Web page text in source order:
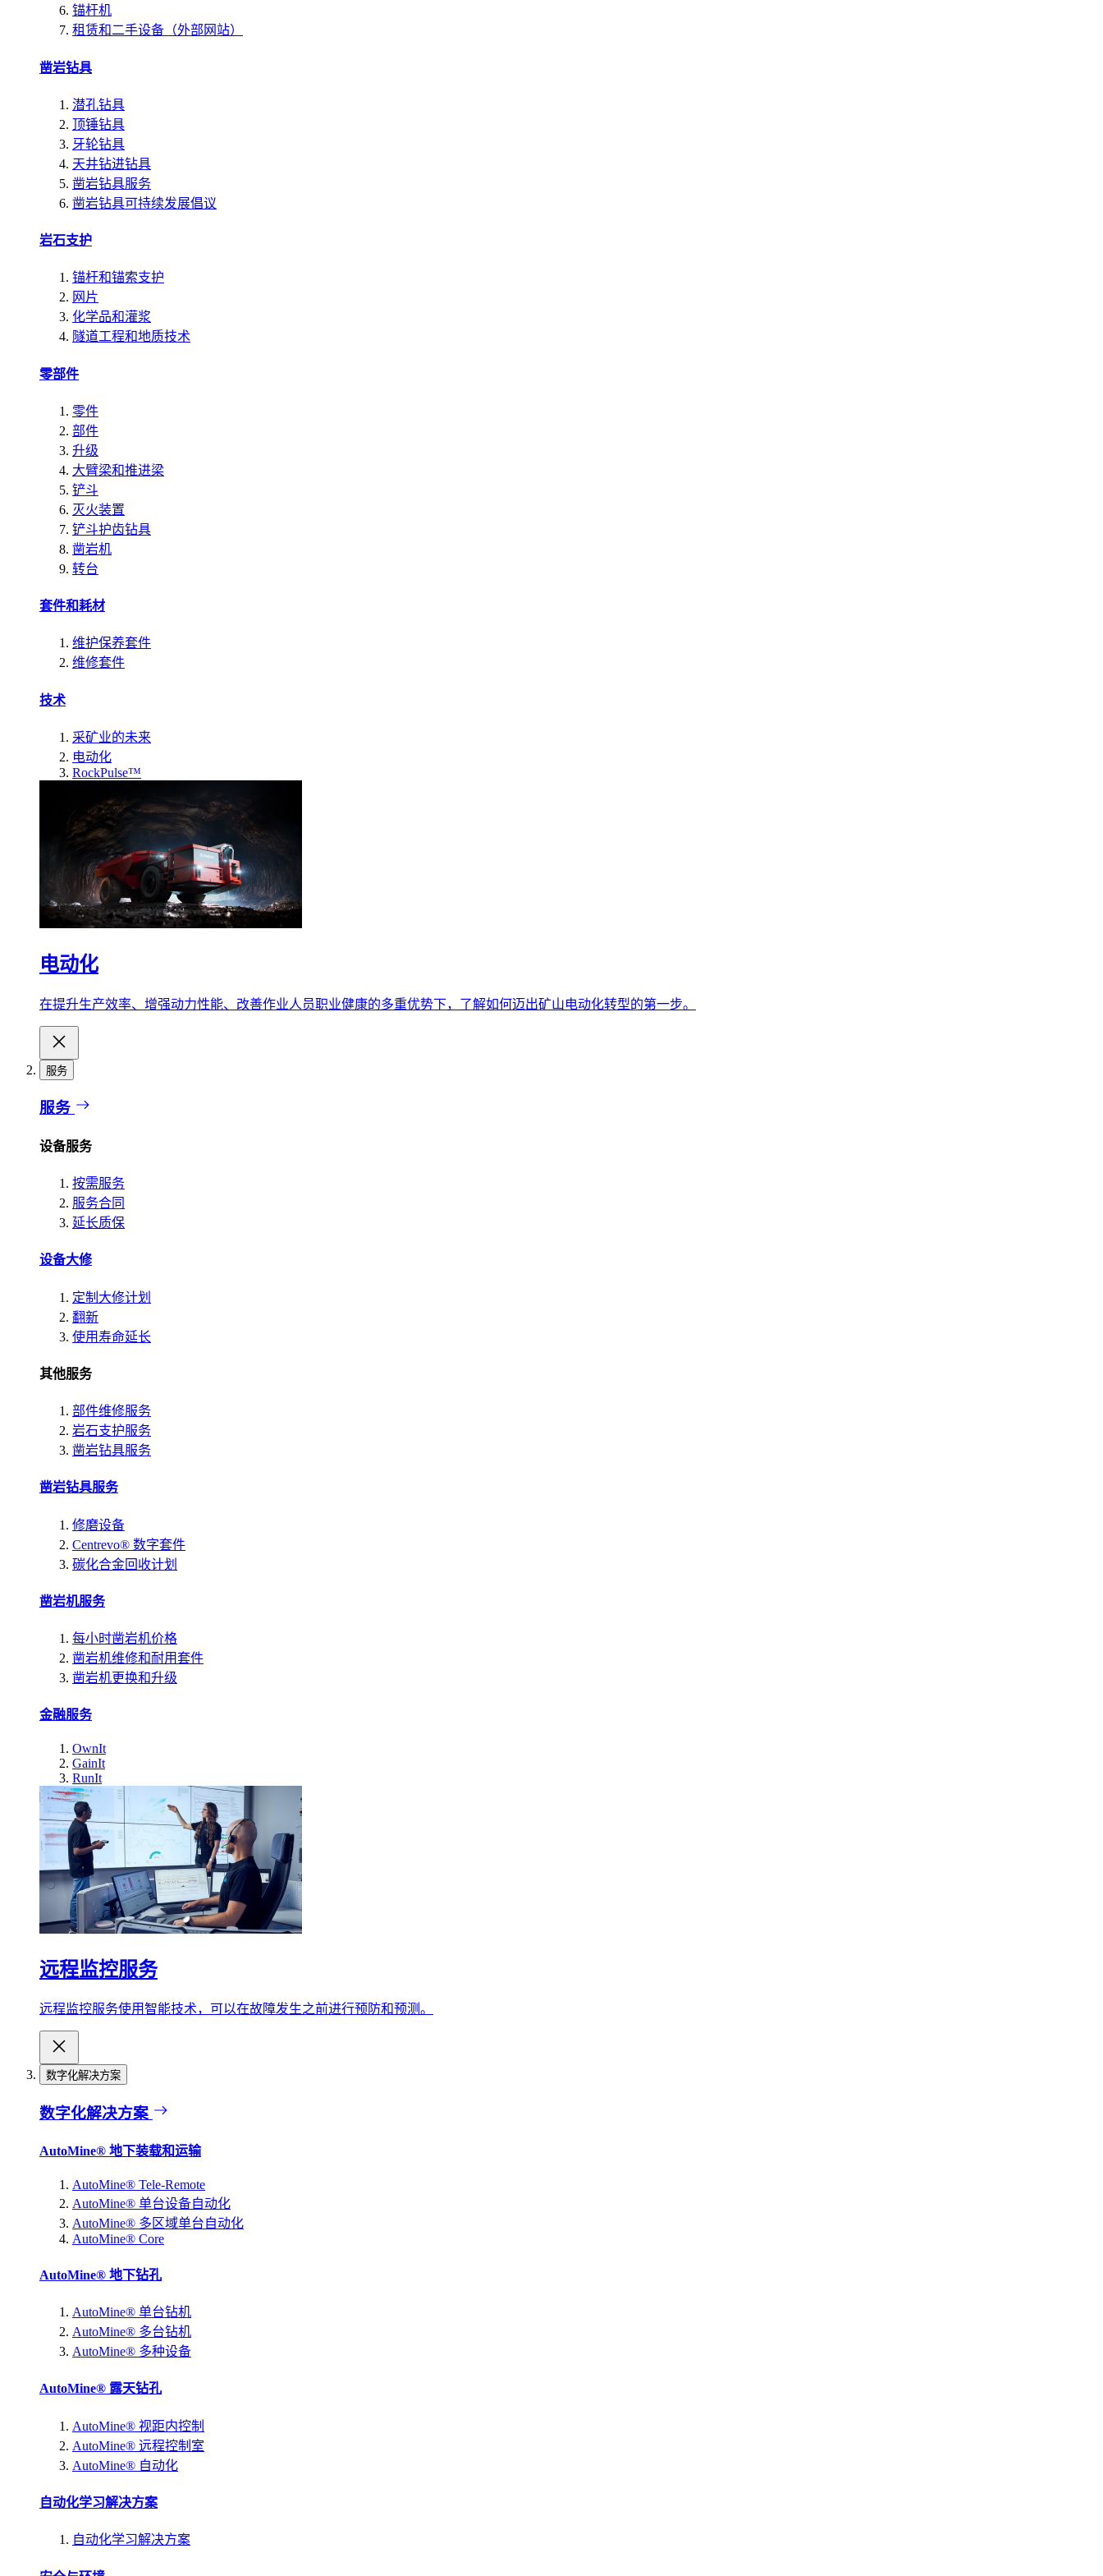
锚杆机
租赁和二手设备（外部网站）
凿岩钻具
潜孔钻具
顶锤钻具
牙轮钻具
天井钻进钻具
凿岩钻具服务
凿岩钻具可持续发展倡议
岩石支护
锚杆和锚索支护
网片
化学品和灌浆
隧道工程和地质技术
零部件
零件
部件
升级
大臂梁和推进梁
铲斗
灭火装置
铲斗护齿钻具
凿岩机
转台
套件和耗材
维护保养套件
维修套件
技术
采矿业的未来
电动化
RockPulse™
电动化
在提升生产效率、增强动力性能、改善作业人员职业健康的多重优势下，了解如何迈出矿山电动化转型的第一步。
服务
服务
设备服务
按需服务
服务合同
延长质保
设备大修
定制大修计划
翻新
使用寿命延长
其他服务
部件维修服务
岩石支护服务
凿岩钻具服务
凿岩钻具服务
修磨设备
Centrevo® 数字套件
碳化合金回收计划
凿岩机服务
每小时凿岩机价格
凿岩机维修和耐用套件
凿岩机更换和升级
金融服务
OwnIt
GainIt
RunIt
远程监控服务
远程监控服务使用智能技术，可以在故障发生之前进行预防和预测。
数字化解决方案
数字化解决方案
AutoMine® 地下装载和运输
AutoMine® Tele-Remote
AutoMine® 单台设备自动化
AutoMine® 多区域单台自动化
AutoMine® Core
AutoMine® 地下钻孔
AutoMine® 单台钻机
AutoMine® 多台钻机
AutoMine® 多种设备
AutoMine® 露天钻孔
AutoMine® 视距内控制
AutoMine® 远程控制室
AutoMine® 自动化
自动化学习解决方案
自动化学习解决方案